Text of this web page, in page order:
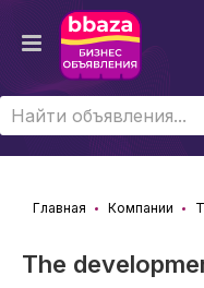
Главная Компании
The